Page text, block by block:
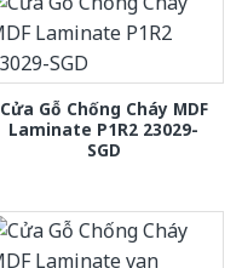
Cửa Gỗ Chống Cháy MDF
Laminate P1R2 23029-
SGD